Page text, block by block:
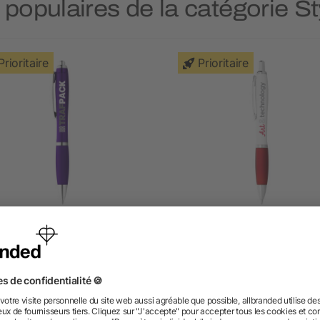
de la catégorie
Stylo à bille Nash
dès 0,10 €
Prioritaire